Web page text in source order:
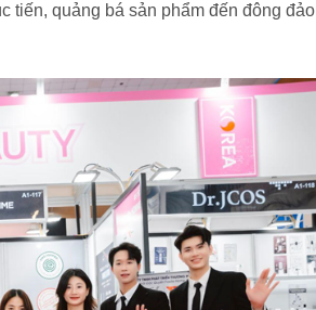
tiến, quảng bá sản phẩm đến đông đảo